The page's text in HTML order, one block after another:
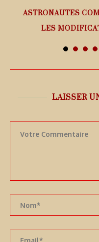
ASTRONAUTES
LES
LAISSER